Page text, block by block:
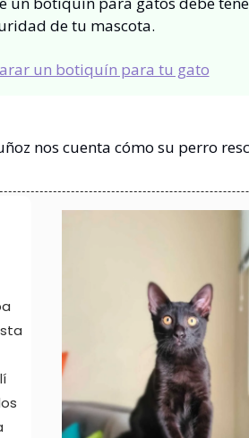
de tu mascota.
un botiquín para tu gato
nos cuenta cómo su perro